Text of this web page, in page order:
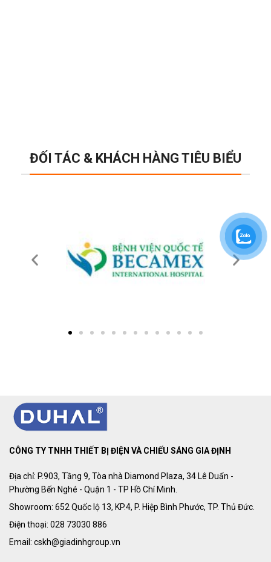
ĐỐI TÁC & KHÁCH HÀNG TIÊU BIỂU
CÔNG TY TNHH THIẾT BỊ ĐIỆN VÀ CHIẾU SÁNG GIA ĐỊNH
Địa chỉ: P.903, Tầng 9, Tòa nhà Diamond Plaza, 34 Lê Duẩn -
Phường Bến Nghé - Quận 1 - TP Hồ Chí Minh.
Showroom: 652 Quốc lộ 13, KP.4, P. Hiệp Bình Phước, TP. Thủ Đức.
Điện thoại: 028 73030 886
Email: cskh@giadinhgroup.vn